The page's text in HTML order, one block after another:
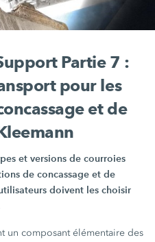
Partie 7 :
pour les
et de
et versions de courroies
de concassage et de
doivent les choisir
un composant élémentaire des